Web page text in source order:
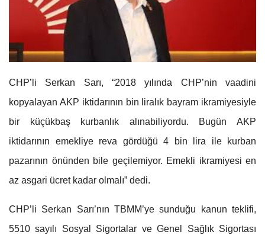
CHP’li Serkan Sarı, “2018 yılında CHP’nin vaadini
kopyalayan AKP iktidarının bin liralık bayram ikramiyesiyle
bir küçükbaş kurbanlık alınabiliyordu. Bugün AKP
iktidarının emekliye reva gördüğü 4 bin lira ile kurban
pazarının önünden bile geçilemiyor. Emekli ikramiyesi en
az asgari ücret kadar olmalı” dedi.
CHP’li Serkan Sarı’nın TBMM’ye sunduğu kanun teklifi,
5510 sayılı Sosyal Sigortalar ve Genel Sağlık Sigortası